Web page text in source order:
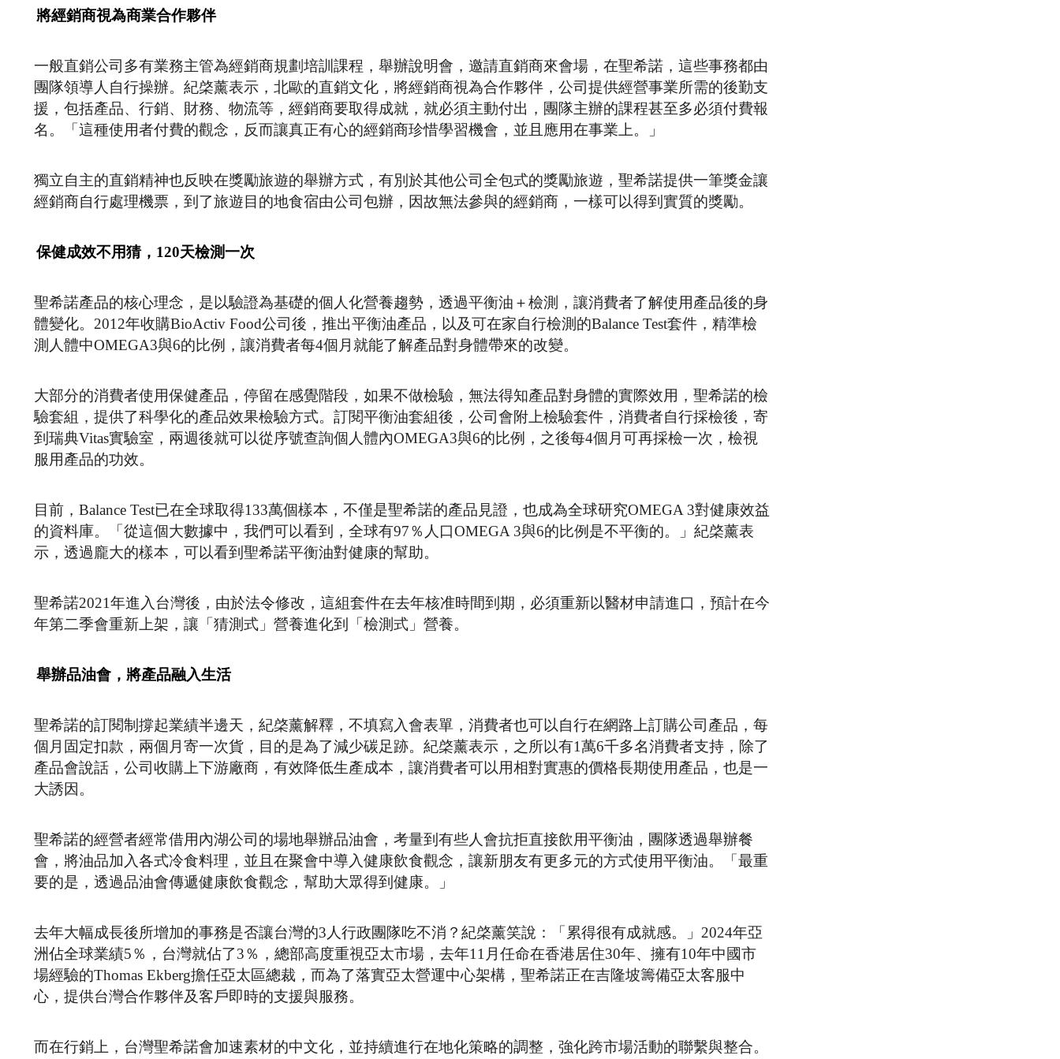
將經銷商視為商業合作夥伴
一般直銷公司多有業務主管為經銷商規劃培訓課程，舉辦說明會，邀請直銷商來會場，在聖希諾，這些事務都由
團隊領導人自行操辦。紀棨薰表示，北歐的直銷文化，將經銷商視為合作夥伴，公司提供經營事業所需的後勤支
援，包括產品、行銷、財務、物流等，經銷商要取得成就，就必須主動付出，團隊主辦的課程甚至多必須付費報
名。「這種使用者付費的觀念，反而讓真正有心的經銷商珍惜學習機會，並且應用在事業上。」
獨立自主的直銷精神也反映在獎勵旅遊的舉辦方式，有別於其他公司全包式的獎勵旅遊，聖希諾提供一筆獎金讓
經銷商自行處理機票，到了旅遊目的地食宿由公司包辦，因故無法參與的經銷商，一樣可以得到實質的獎勵。
保健成效不用猜，120天檢測一次
聖希諾產品的核心理念，是以驗證為基礎的個人化營養趨勢，透過平衡油＋檢測，讓消費者了解使用產品後的身
體變化。2012年收購BioActiv Food公司後，推出平衡油產品，以及可在家自行檢測的Balance Test套件，精準檢
測人體中OMEGA3與6的比例，讓消費者每4個月就能了解產品對身體帶來的改變。
大部分的消費者使用保健產品，停留在感覺階段，如果不做檢驗，無法得知產品對身體的實際效用，聖希諾的檢
驗套組，提供了科學化的產品效果檢驗方式。訂閱平衡油套組後，公司會附上檢驗套件，消費者自行採檢後，寄
到瑞典Vitas實驗室，兩週後就可以從序號查詢個人體內OMEGA3與6的比例，之後每4個月可再採檢一次，檢視
服用產品的功效。
目前，Balance Test已在全球取得133萬個樣本，不僅是聖希諾的產品見證，也成為全球研究OMEGA 3對健康效益
的資料庫。「從這個大數據中，我們可以看到，全球有97％人口OMEGA 3與6的比例是不平衡的。」紀棨薰表
示，透過龐大的樣本，可以看到聖希諾平衡油對健康的幫助。
聖希諾2021年進入台灣後，由於法令修改，這組套件在去年核准時間到期，必須重新以醫材申請進口，預計在今
年第二季會重新上架，讓「猜測式」營養進化到「檢測式」營養。
舉辦品油會，將產品融入生活
聖希諾的訂閱制撐起業績半邊天，紀棨薰解釋，不填寫入會表單，消費者也可以自行在網路上訂購公司產品，每
個月固定扣款，兩個月寄一次貨，目的是為了減少碳足跡。紀棨薰表示，之所以有1萬6千多名消費者支持，除了
產品會說話，公司收購上下游廠商，有效降低生產成本，讓消費者可以用相對實惠的價格長期使用產品，也是一
大誘因。
聖希諾的經營者經常借用內湖公司的場地舉辦品油會，考量到有些人會抗拒直接飲用平衡油，團隊透過舉辦餐
會，將油品加入各式冷食料理，並且在聚會中導入健康飲食觀念，讓新朋友有更多元的方式使用平衡油。「最重
要的是，透過品油會傳遞健康飲食觀念，幫助大眾得到健康。」
去年大幅成長後所增加的事務是否讓台灣的3人行政團隊吃不消？紀棨薰笑說：「累得很有成就感。」2024年亞
洲佔全球業績5％，台灣就佔了3％，總部高度重視亞太市場，去年11月任命在香港居住30年、擁有10年中國市
場經驗的Thomas Ekberg擔任亞太區總裁，而為了落實亞太營運中心架構，聖希諾正在吉隆坡籌備亞太客服中
心，提供台灣合作夥伴及客戶即時的支援與服務。
而在行銷上，台灣聖希諾會加速素材的中文化，並持續進行在地化策略的調整，強化跨市場活動的聯繫與整合。